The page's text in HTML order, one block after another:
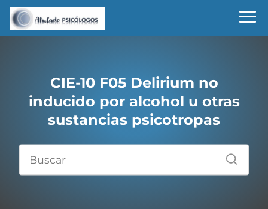
CIE-10 F05 Delirium no
inducido por alcohol u otras
sustancias psicotropas